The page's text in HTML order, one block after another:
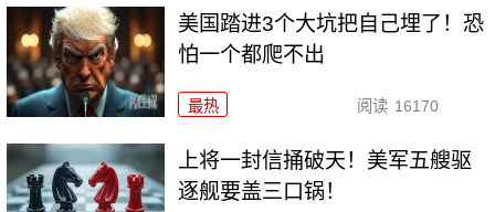
美国踏进3个大坑把自己埋了！恐
怕一个都爬不出
最热 阅读 16170
上将一封信捅破天！美军五艘驱
逐舰要盖三口锅！